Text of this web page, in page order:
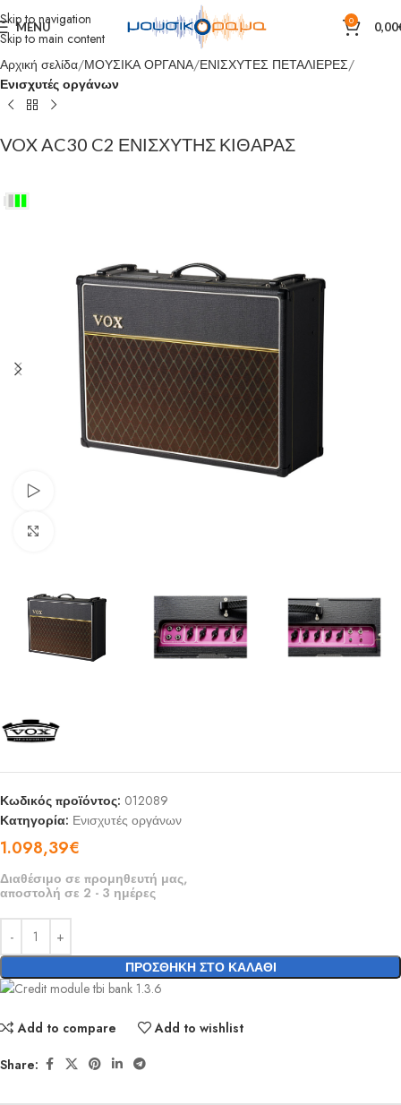
Skip to navigation
Skip to main content
MENU 0 0,00
Αρχική σελίδα ΜΟΥΣΙΚΑ ΟΡΓΑΝΑ ΕΝΙΣΧΥΤΕΣ ΠΕΤΑΛΙΕΡΕΣ
Ενισχυτές οργάνων
VOX AC30 C2 ΕΝΙΣΧΥΤΗΣ ΚΙΘΑΡΑΣ
Κωδικός προϊόντος: 012089
Κατηγορία: Ενισχυτές οργάνων
1.098,39€
Διαθέσιμο σε προμηθευτή μας,
αποστολή σε 2 - 3 ημέρες
ΠΡΟΣΘΉΚΗ ΣΤΟ ΚΑΛΆΘΙ
Add to compare Add to wishlist
Share: